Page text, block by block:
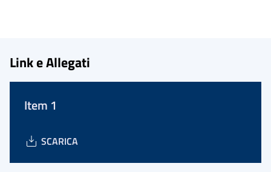
Link e Allegati
Item 1
SCARICA